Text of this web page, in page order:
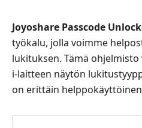
Joyoshare Passcode
työkalu, jolla voimme
lukituksen. Tämä
i‑laitteen näytön
on erittäin